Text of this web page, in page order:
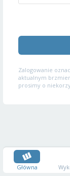
Zalogowanie
aktualnym
prosimy o
Główna